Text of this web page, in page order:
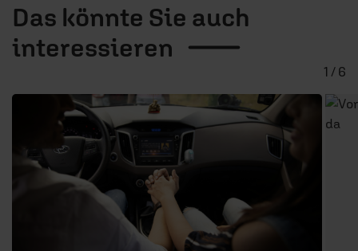
Das könnte Sie auch
interessieren
1 / 6